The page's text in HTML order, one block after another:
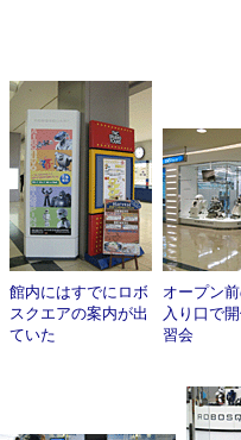
館内にはすでにロボ
スクエアの案内が出
ていた
オープン
入り口で
習会